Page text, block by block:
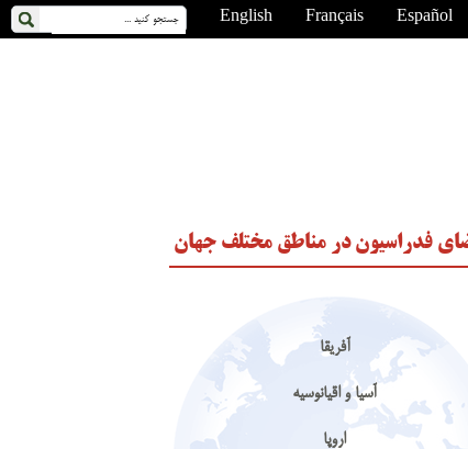
English Français Español
فدراسیون در مناطق مختلف جهان
آفریقا
آسیا و اقیانوسیه
اروپا